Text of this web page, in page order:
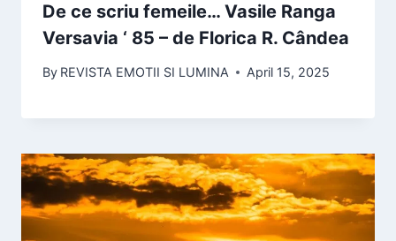
De ce scriu femeile… Vasile Ranga
Versavia ‘ 85 – de Florica R. Cândea
By REVISTA EMOTII SI LUMINA April 15, 2025